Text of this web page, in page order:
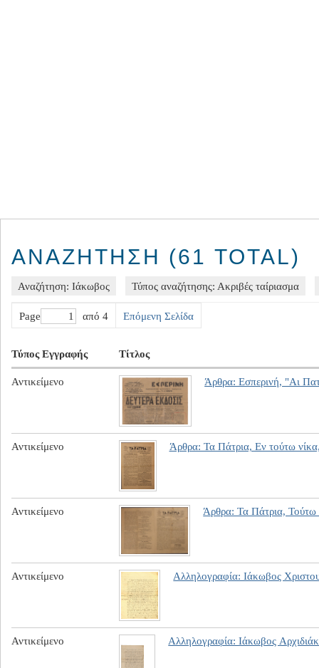
ΑΝΑΖΉΤΗΣΗ (61 TOTAL)
Αναζήτηση: Ιάκωβος Τύπος αναζήτησης: Ακριβές ταίριασμα
Page από 4 Επόμενη Σελίδα
Τύπος Εγγραφής Τίτλος
Αντικείμενο Άρθρα: Εσπερινή, "Αι
Αντικείμενο Άρθρα: Τα Πάτρια, Εν τούτω
Αντικείμενο Άρθρα: Τα Πάτρια,
Αντικείμενο Αλληλογραφία: Ιάκωβος
Αντικείμενο Αλληλογραφία: Ιάκωβος